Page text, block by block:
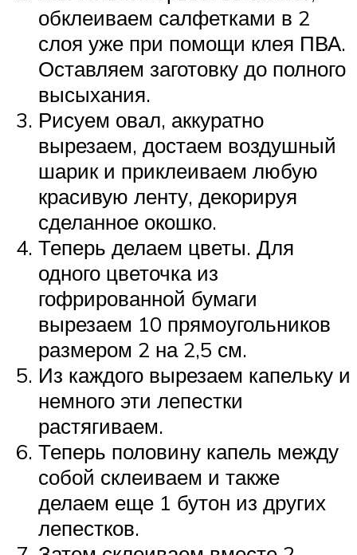
обклеиваем салфетками в 2
слоя уже при помощи клея ПВА.
Оставляем заготовку до полного
высыхания.
Рисуем овал, аккуратно
вырезаем, достаем воздушный
шарик и приклеиваем любую
красивую ленту, декорируя
сделанное окошко.
Теперь делаем цветы. Для
одного цветочка из
гофрированной бумаги
вырезаем 10 прямоугольников
размером 2 на 2,5 см.
Из каждого вырезаем капельку и
немного эти лепестки
растягиваем.
Теперь половину капель между
собой склеиваем и также
делаем еще 1 бутон из других
лепестков.